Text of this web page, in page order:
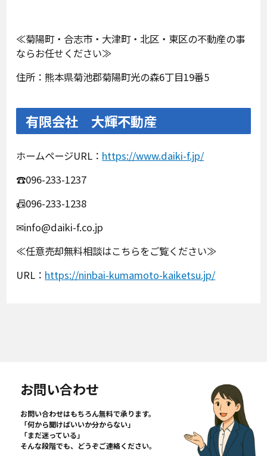
≪菊陽町・合志市・大津町・北区・東区の不動産の事
ならお任せください≫
住所：熊本県菊池郡菊陽町光の森6丁目19番5
有限会社 大輝不動産
ホームページURL： https://www.daiki-f.jp/
☎096-233-1237
📠096-233-1238
✉info@daiki-f.co.jp
≪任意売却無料相談はこちらをご覧ください≫
URL： https://ninbai-kumamoto-kaiketsu.jp/
お問い合わせ
お問い合わせはもちろん無料で承ります。
「何から聞けばいいか分からない」
「まだ迷っている」
そんな段階でも、どうぞご連絡ください。